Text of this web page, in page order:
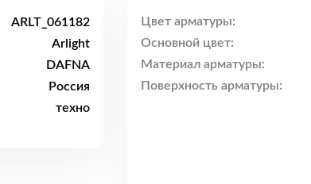
ARLT_061182
Arlight
DAFNA
Россия
техно
Цвет арматуры:
Основной цвет:
Материал арматуры:
Поверхность арматуры: